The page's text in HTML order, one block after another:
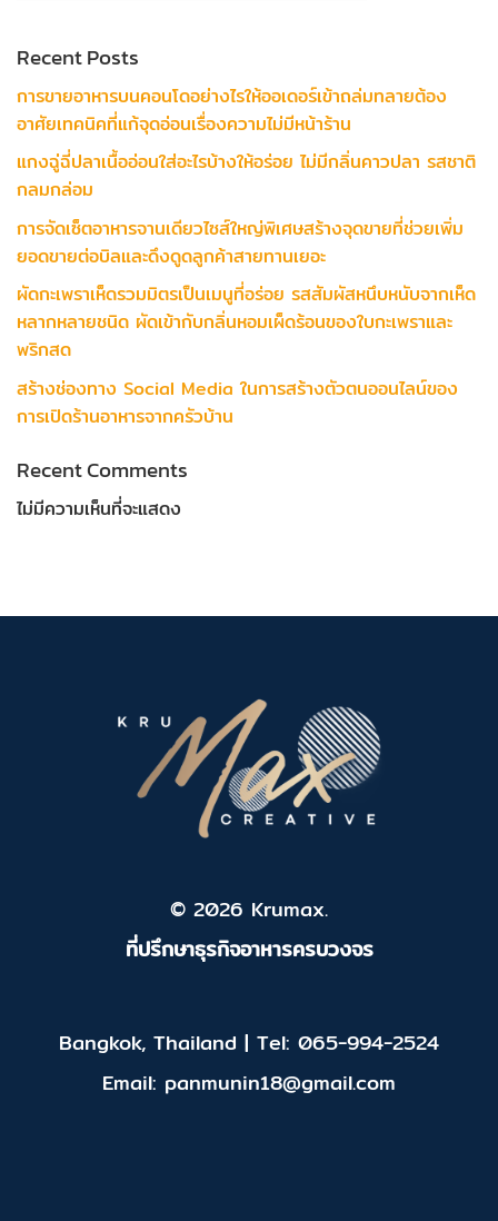
Recent Posts
การขายอาหารบนคอนโดอย่างไรให้ออเดอร์เข้าถล่มทลายต้อง
อาศัยเทคนิคที่แก้จุดอ่อนเรื่องความไม่มีหน้าร้าน
แกงฉู่ฉี่ปลาเนื้ออ่อนใส่อะไรบ้างให้อร่อย ไม่มีกลิ่นคาวปลา รสชาติ
กลมกล่อม
การจัดเซ็ตอาหารจานเดียวไซส์ใหญ่พิเศษสร้างจุดขายที่ช่วยเพิ่ม
ยอดขายต่อบิลและดึงดูดลูกค้าสายทานเยอะ
ผัดกะเพราเห็ดรวมมิตรเป็นเมนูที่อร่อย รสสัมผัสหนึบหนับจากเห็ด
หลากหลายชนิด ผัดเข้ากับกลิ่นหอมเผ็ดร้อนของใบกะเพราและ
พริกสด
สร้างช่องทาง Social Media ในการสร้างตัวตนออนไลน์ของ
การเปิดร้านอาหารจากครัวบ้าน
Recent Comments
ไม่มีความเห็นที่จะแสดง
© 2026 Krumax.
ที่ปรึกษาธุรกิจอาหารครบวงจร
Bangkok, Thailand | Tel: 065-994-2524
Email: panmunin18@gmail.com